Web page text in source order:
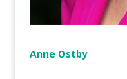
Anne Ostby